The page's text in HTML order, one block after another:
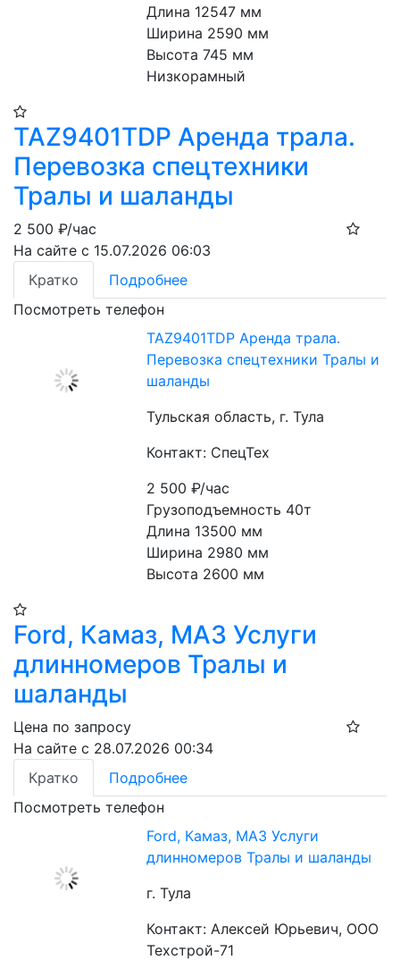
Длина 12547 мм
Ширина 2590 мм
Высота 745 мм
Низкорамный
TAZ9401TDP Аренда трала.
Перевозка спецтехники
Тралы и шаланды
2 500 ₽/час
На сайте с 15.07.2026 06:03
Кратко
Подробнее
Посмотреть телефон
TAZ9401TDP Аренда трала.
Перевозка спецтехники Тралы и
шаланды
Тульская область, г. Тула
Контакт: СпецТех
2 500₽/час
Грузоподъемность 40т
Длина 13500 мм
Ширина 2980 мм
Высота 2600 мм
Ford, Камаз, МАЗ Услуги
длинномеров Тралы и
шаланды
Цена по запросу
На сайте с 28.07.2026 00:34
Кратко
Подробнее
Посмотреть телефон
Ford, Камаз, МАЗ Услуги
длинномеров Тралы и шаланды
г. Тула
Контакт: Алексей Юрьевич, ООО
Техстрой-71